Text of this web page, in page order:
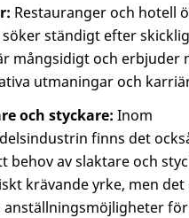
Restauranger och hotell
ständigt efter
mångsidigt och erbjuder
utmaningar och
och styckare: Inom
finns det
behov av slaktare och
krävande yrke, men
anställningsmöjligheter